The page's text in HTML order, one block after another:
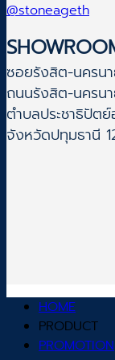
@stoneageth
ซอยรังสิต-นครน
ถนนรังสิต-นครน
ตำบลประชาธิปัต
จังหวัดปทุมธานี
HOME
PRODUCT
PROMOTION